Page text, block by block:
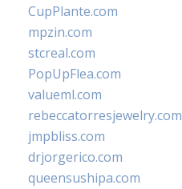
CupPlante.com
mpzin.com
stcreal.com
PopUpFlea.com
valueml.com
rebeccatorresjewelry.com
jmpbliss.com
drjorgerico.com
queensushipa.com